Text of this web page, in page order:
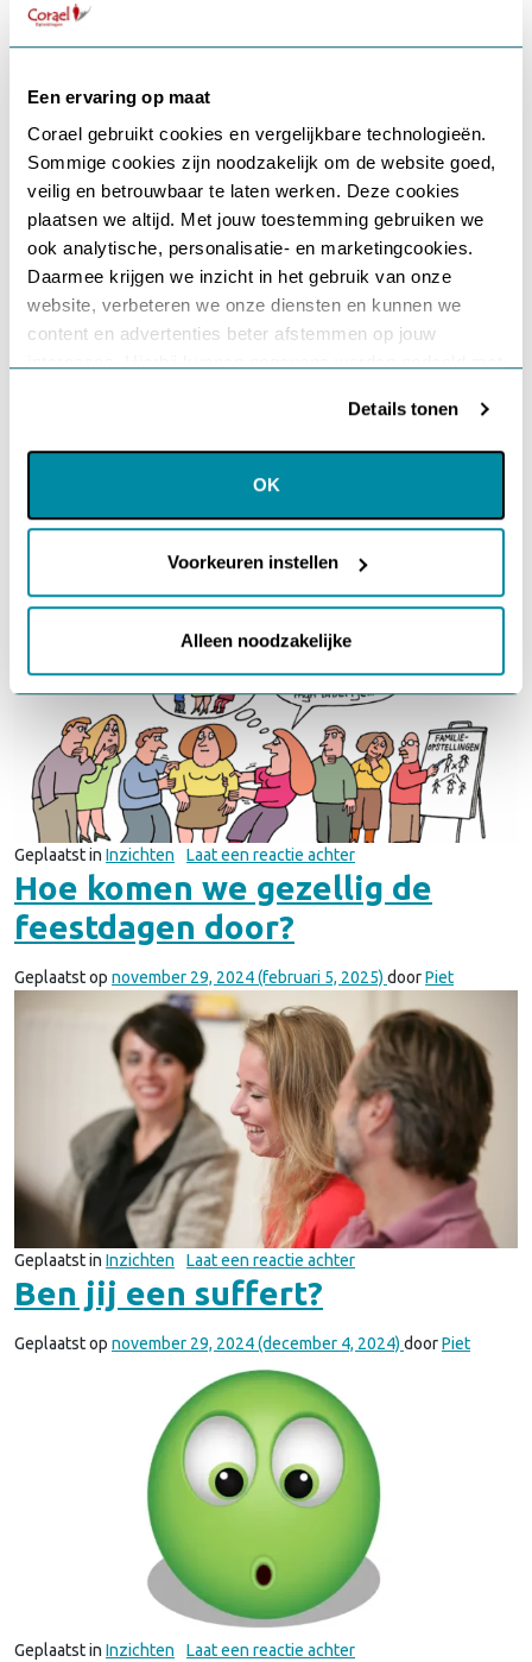
Een ervaring op maat
Corael gebruikt cookies en vergelijkbare technologieën.
Sommige cookies zijn noodzakelijk om de website goed,
veilig en betrouwbaar te laten werken. Deze cookies
plaatsen we altijd. Met jouw toestemming gebruiken we
ook analytische, personalisatie- en marketingcookies.
Daarmee krijgen we inzicht in het gebruik van onze
website, verbeteren we onze diensten en kunnen we
content en advertenties beter afstemmen op jouw
Klik op ‘OK’ om alle cookies te accepteren. Kies ‘Alleen
noodzakelijk’ om alleen noodzakelijke cookies toe te
kiezen welke cookies je accepteert. Je kunt je keuze op
ieder moment wijzigen via onze cookie-instellingen. Meer
informatie vind je in onscookiebeleid en onze
Details tonen
OK
Voorkeuren instellen
Alleen noodzakelijke
Geplaatst in
Het verhaal van de warme
Geplaatst opoktober 2, 2025 (maart 6, 2026)door Corael
Laat een reactie achter
De magische ervaring van
familieopstellingen
Geplaatst opmei 16, 2025(mei 16, 2025)doorCorael
Geplaatst in Inzichten Laat een reactie achterop De magische
Hoe komen we gezellig de
feestdagen door?
Geplaatst op november 29, 2024(februari 5, 2025) doorPiet
Geplaatst in Inzichten Laat een reactie achterop Hoe komen we
Ben jij een suffert?
Geplaatst op november 29, 2024(december 4, 2024) doorPiet
Geplaatst in Inzichten Laat een reactie achterop Ben jij een suffert?
Gebruikersnaam of e-mailadres *
Wachtwoord*
Login
Je wachtwoord vergeten?